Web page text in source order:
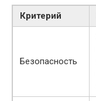
Критерий
Безопасность